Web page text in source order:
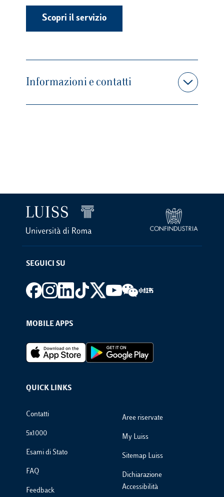
Scopri il servizio
Informazioni e contatti
SEGUICI SU
Footer social
MOBILE APPS
Footer Apps
QUICK LINKS
Footer Links
Contatti
5x1000
Esami di Stato
FAQ
Feedback
Aree riservate
My Luiss
Sitemap Luiss
Dichiarazione
Accessibilità